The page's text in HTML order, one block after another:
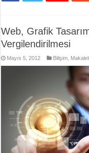
Web, Grafik
Vergilendirilmesi
Mayıs 5, 2012 Bilişim